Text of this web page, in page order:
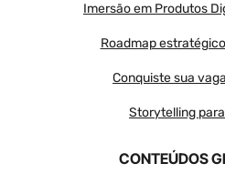
Imersão em Produtos
Roadmap
Conquiste sua
Storytelling
CONTEÚDOS